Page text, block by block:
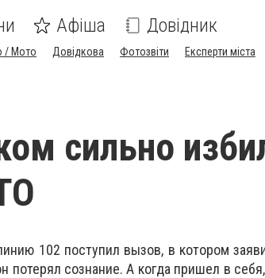
Афіша Довідник
/ Мото Довідкова Фотозвіти Експерти міста
сильно
102 поступил вызов, в котором
потерял сознание. А когда пришел в